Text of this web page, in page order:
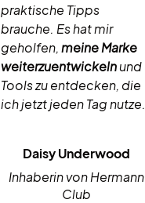
praktische Tipps
brauche. Es hat mir
geholfen,meine Marke
weiterzuentwickelnund
Tools zu entdecken, die
ich jetzt jeden Tag nutze.
Daisy Underwood
Inhaberin von Hermann
Club